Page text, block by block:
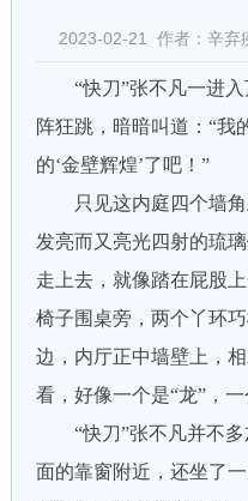
2023-02-21 作者：辛弃
“快刀”张不凡一进入
阵狂跳，暗暗叫道：“我
的‘金壁辉煌’了吧！”
只见这内庭四个墙角
发亮而又亮光四射的琉
走上去，就像踏在屁股
椅子围桌旁，两个丫环
边，内厅正中墙壁上，
看，好像一个是“龙”，一
“快刀”张不凡并不多
面的靠窗附近，还坐了